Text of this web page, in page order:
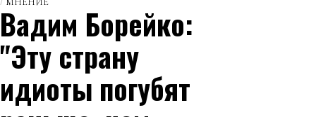
Вадим Борейко:
"Эту страну
идиоты погубят